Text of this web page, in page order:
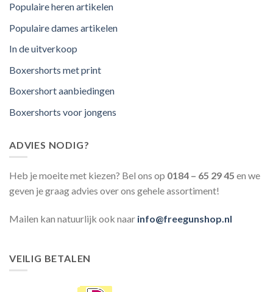
Populaire heren artikelen
Populaire dames artikelen
In de uitverkoop
Boxershorts met print
Boxershort aanbiedingen
Boxershorts voor jongens
ADVIES NODIG?
Heb je moeite met kiezen? Bel ons op 0184 – 65 29 45 en we
geven je graag advies over ons gehele assortiment!
Mailen kan natuurlijk ook naar info@freegunshop.nl
VEILIG BETALEN